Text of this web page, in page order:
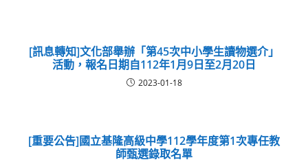
[訊息轉知]文化部舉辦「第45次中小學生讀物選介」
活動，報名日期自112年1月9日至2月20日
2023-01-18
[重要公告]國立基隆高級中學112學年度第1次專任教
師甄選錄取名單